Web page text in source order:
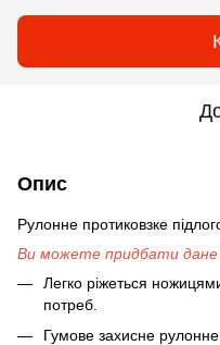
Опис
Рулонне протиковзке
Ви можете придбати дане
Легко ріжеться
потреб.
Гумове захисне